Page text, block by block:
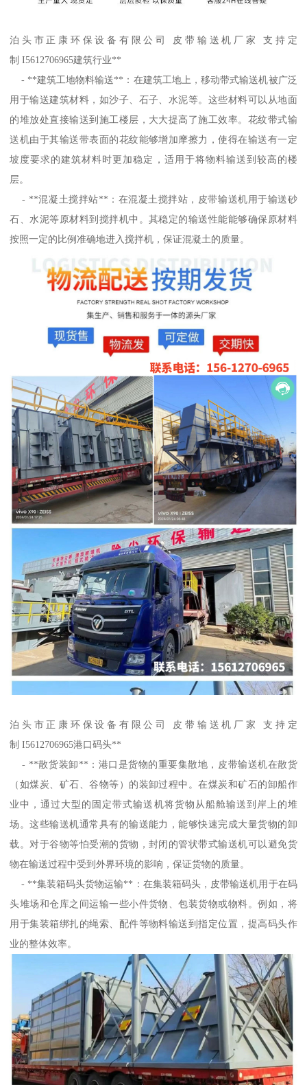
泊头市正康环保设备有限公司 皮带输送机厂家 支持定
制 I5612706965建筑行业**
- **建筑工地物料输送**：在建筑工地上，移动带式输送机被广泛
用于输送建筑材料，如沙子、石子、水泥等。这些材料可以从地面
的堆放处直接输送到施工楼层，大大提高了施工效率。花纹带式输
送机由于其输送带表面的花纹能够增加摩擦力，使得在输送有一定
坡度要求的建筑材料时更加稳定，适用于将物料输送到较高的楼
层。
- **混凝土搅拌站**：在混凝土搅拌站，皮带输送机用于输送砂
石、水泥等原材料到搅拌机中。其稳定的输送性能能够确保原材料
按照一定的比例准确地进入搅拌机，保证混凝土的质量。
泊头市正康环保设备有限公司 皮带输送机厂家 支持定
制 I5612706965港口码头**
- **散货装卸**：港口是货物的重要集散地，皮带输送机在散货
（如煤炭、矿石、谷物等）的装卸过程中。在煤炭和矿石的卸船作
业中，通过大型的固定带式输送机将货物从船舱输送到岸上的堆
场。这些输送机通常具有的输送能力，能够快速完成大量货物的卸
载。对于谷物等怕受潮的货物，封闭的管状带式输送机可以避免货
物在输送过程中受到外界环境的影响，保证货物的质量。
- **集装箱码头货物运输**：在集装箱码头，皮带输送机用于在码
头堆场和仓库之间运输一些小件货物、包装货物或物料。例如，将
用于集装箱绑扎的绳索、配件等物料输送到指定位置，提高码头作
业的整体效率。